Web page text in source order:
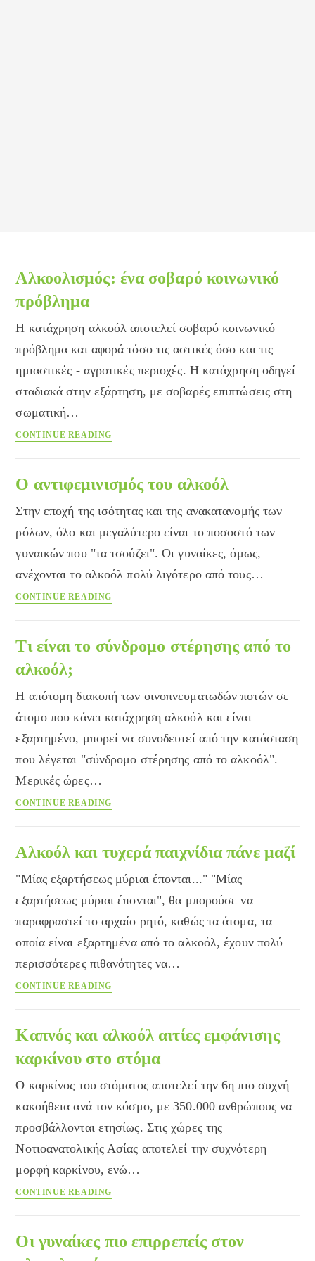
Αλκοολισμός: ένα σοβαρό κοινωνικό
πρόβλημα
Η κατάχρηση αλκοόλ αποτελεί σοβαρό κοινωνικό
πρόβλημα και αφορά τόσο τις αστικές όσο και τις
ημιαστικές - αγροτικές περιοχές. Η κατάχρηση οδηγεί
σταδιακά στην εξάρτηση, με σοβαρές επιπτώσεις στη
σωματική…
CONTINUE READING
κοινωνικό
πρόβλημα
Ο αντιφεμινισμός του αλκοόλ
Στην εποχή της ισότητας και της ανακατανομής των
ρόλων, όλο και μεγαλύτερο είναι το ποσοστό των
γυναικών που "τα τσούζει". Oι γυναίκες, όμως,
ανέχονται το αλκοόλ πολύ λιγότερο από τους…
CONTINUE READING
αλκοόλ
Τι είναι το σύνδρομο στέρησης από το
αλκοόλ;
Η απότομη διακοπή των οινοπνευματωδών ποτών σε
άτομο που κάνει κατάχρηση αλκοόλ και είναι
εξαρτημένο, μπορεί να συνοδευτεί από την κατάσταση
που λέγεται "σύνδρομο στέρησης από το αλκοόλ".
Μερικές ώρες…
CONTINUE READING
σύνδρομο
στέρησης
από
το
Αλκοόλ και τυχερά παιχνίδια πάνε μαζί
"Μίας εξαρτήσεως μύριαι έπονται..." "Μίας
εξαρτήσεως μύριαι έπονται", θα μπορούσε να
παραφραστεί το αρχαίο ρητό, καθώς τα άτομα, τα
οποία είναι εξαρτημένα από το αλκοόλ, έχουν πολύ
περισσότερες πιθανότητες να…
CONTINUE READING
παιχνίδια
μαζί
Καπνός και αλκοόλ αιτίες εμφάνισης
καρκίνου στο στόμα
Ο καρκίνος του στόματος αποτελεί την 6η πιο συχνή
κακοήθεια ανά τον κόσμο, με 350.000 ανθρώπους να
προσβάλλονται ετησίως. Στις χώρες της
Νοτιοανατολικής Ασίας αποτελεί την συχνότερη
μορφή καρκίνου, ενώ…
CONTINUE READING
εμφάνισης
Οι γυναίκες πιο επιρρεπείς στον